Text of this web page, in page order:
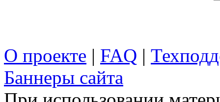
О проекте | FAQ |
Баннеры сайта